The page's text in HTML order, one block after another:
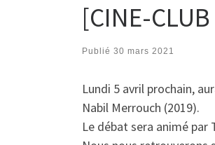
[CINE-
Publié 30 mars 2021
Lundi 5 avril prochain,
Nabil Merrouch (2019).
Le débat sera animé par